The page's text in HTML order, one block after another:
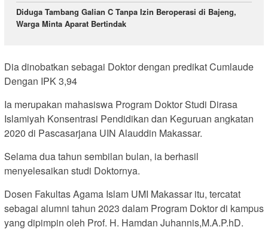
Diduga Tambang Galian C Tanpa Izin Beroperasi di Bajeng,
Warga Minta Aparat Bertindak
Dia dinobatkan sebagai Doktor dengan predikat Cumlaude
Dengan IPK 3,94
Ia merupakan mahasiswa Program Doktor Studi Dirasa
Islamiyah Konsentrasi Pendidikan dan Keguruan angkatan
2020 di Pascasarjana UIN Alauddin Makassar.
Selama dua tahun sembilan bulan, ia berhasil
menyelesaikan studi Doktornya.
Dosen Fakultas Agama Islam UMI Makassar itu, tercatat
sebagai alumni tahun 2023 dalam Program Doktor di kampus
yang dipimpin oleh Prof. H. Hamdan Juhannis,M.A.P.hD.